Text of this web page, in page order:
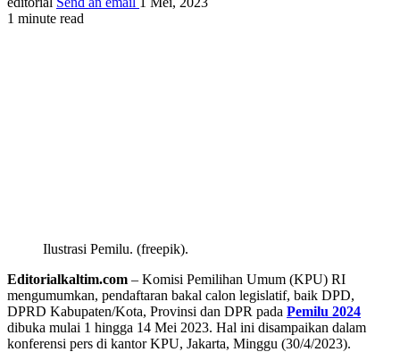
1 minute read
Ilustrasi Pemilu. (freepik).
Editorialkaltim.com – Komisi Pemilihan Umum (KPU) RI
mengumumkan, pendaftaran bakal calon legislatif, baik DPD,
DPRD Kabupaten/Kota, Provinsi dan DPR pada Pemilu 2024
dibuka mulai 1 hingga 14 Mei 2023. Hal ini disampaikan dalam
konferensi pers di kantor KPU, Jakarta, Minggu (30/4/2023).